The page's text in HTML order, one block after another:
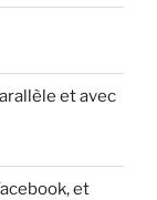
et avec
et